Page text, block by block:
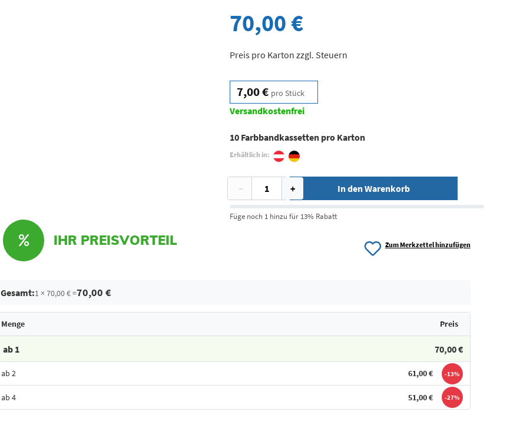
70,00 €
Preis pro Karton zzgl. Steuern
7,00 € pro Stück
Versandkostenfrei
10 Farbbandkassetten pro Karton
Erhältlich in:
− + In den Warenkorb
Füge noch 1 hinzu für 13% Rabatt
IHR PREISVORTEIL Zum Merkzettel hinzufügen
Gesamt:1 × 70,00 € =70,00 €
Menge Preis
ab 1 70,00 €
ab 2 61,00 € -13%
ab 4 51,00 € -27%
Bestes Angebot